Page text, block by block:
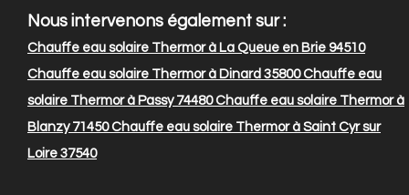
Nous intervenons également sur :
Chauffe eau solaire Thermor à La Queue en Brie 94510
Chauffe eau solaire Thermor à Dinard 35800Chauffe eau
solaire Thermor à Passy 74480Chauffe eau solaire Thermor à
Blanzy 71450Chauffe eau solaire Thermor à Saint Cyr sur
Loire 37540